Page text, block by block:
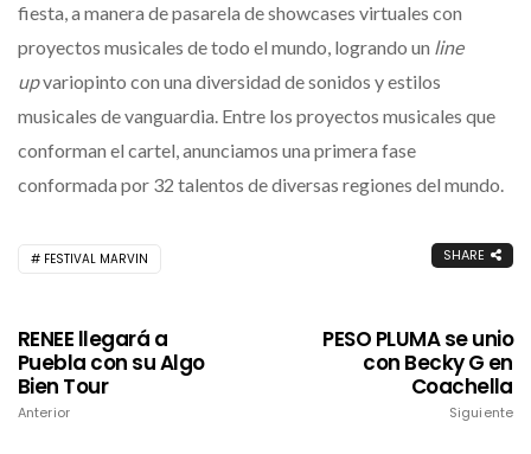
fiesta, a manera de pasarela de showcases virtuales con
proyectos musicales de todo el mundo, logrando un line
upvariopinto con una diversidad de sonidos y estilos
musicales de vanguardia. Entre los proyectos musicales que
conforman el cartel, anunciamos una primera fase
conformada por 32 talentos de diversas regiones del mundo.
FESTIVAL MARVIN SHARE
RENEE llegará a
Puebla con su Algo
Bien Tour
Anterior
PESO PLUMA se unio
con Becky G en
Coachella
Siguiente